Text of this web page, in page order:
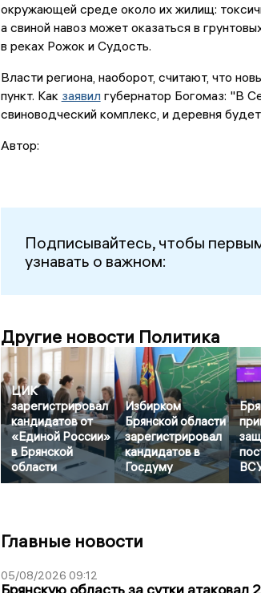
окружающей среде около их жилищ:
а свиной навоз может оказаться в
в реках Рожок и Судость.
Власти региона, наоборот, считают, что
пункт. Как заявилгубернатор Богомаз: "В
свиноводческий комплекс, и деревня
Автор:
Подписывайтесь, чтобы
узнавать о важном:
Другие новости Политика
ЦИК
зарегистрировал
кандидатов от
«Единой России»
в Брянской
области
Избирком
Брянской области
зарегистрировал
кандидатов в
Госдуму
Главные новости
05/08/2026 09:12